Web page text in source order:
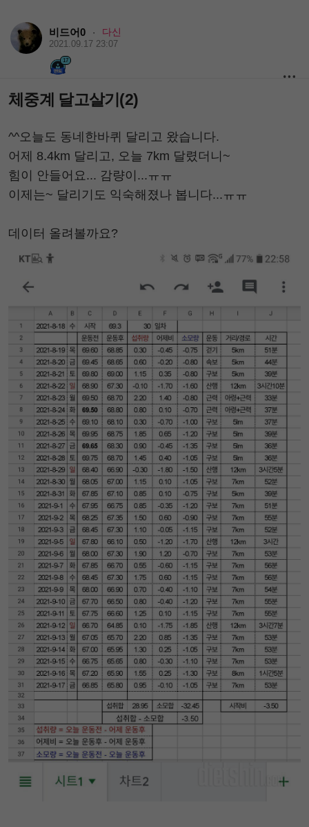
비드어0 · 다신
2021.09.17 23:07
17
체중계 달고살기(2)
^^오늘도 동네한바퀴 달리고 왔습니다.
어제 8.4km 달리고, 오늘 7km 달렸더니~
힘이 안들어요... 감량이...ㅠㅠ
이제는~ 달리기도 익숙해졌나 봅니다...ㅠㅠ
데이터 올려볼까요?